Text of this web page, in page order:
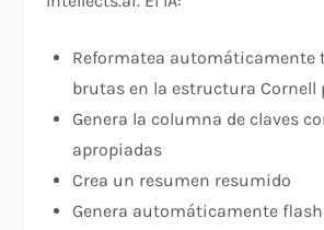
Reformatea automáticamente
brutas en la estructura Cornell
Genera la columna de claves
apropiadas
Crea un resumen resumido
Genera automáticamente